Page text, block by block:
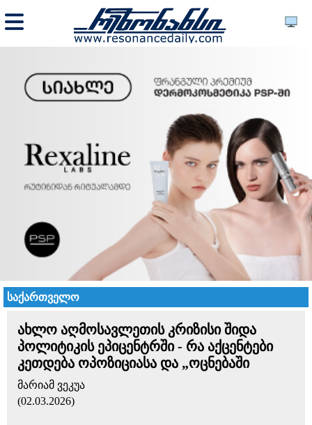
საქართველო
ახლო აღმოსავლეთის კრიზისი შიდა
პოლიტიკის ეპიცენტრში - რა აქცენტები
კეთდება ოპოზიციასა და „ოცნებაში
მარიამ ვეკუა
(02.03.2026)